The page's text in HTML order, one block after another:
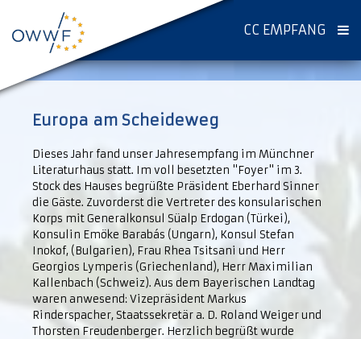
CC EMPFANG
Europa am Scheideweg
Dieses Jahr fand unser Jahresempfang im Münchner
Literaturhaus statt. Im voll besetzten "Foyer" im 3.
Stock des Hauses begrüßte Präsident Eberhard Sinner
die Gäste. Zuvorderst die Vertreter des konsularischen
Korps mit Generalkonsul Süalp Erdogan (Türkei),
Konsulin Emöke Barabás (Ungarn), Konsul Stefan
Inokof, (Bulgarien), Frau Rhea Tsitsani und Herr
Georgios Lymperis (Griechenland), Herr Maximilian
Kallenbach (Schweiz). Aus dem Bayerischen Landtag
waren anwesend: Vizepräsident Markus
Rinderspacher, Staatssekretär a. D. Roland Weiger und
Thorsten Freudenberger. Herzlich begrüßt wurde